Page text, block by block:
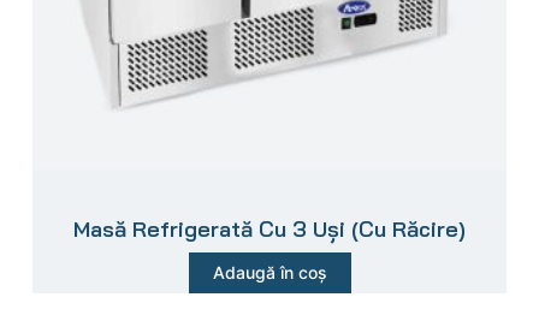
Masă Refrigerată Cu 3 Uși (Cu Răcire)
Adaugă în coș